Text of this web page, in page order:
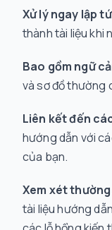
Xử lý ngay lập
thành tài liệu khi
Bao gồm ngữ
và sơ đồ thường
Liên kết đến
hướng dẫn với
của bạn.
Xem xét
tài liệu hướng